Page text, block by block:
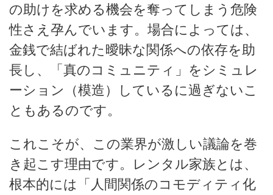
の助けを求める機会を奪ってしまう危険
性さえ孕んでいます。場合によっては、
金銭で結ばれた曖昧な関係への依存を助
長し、「真のコミュニティ」をシミュレ
ーション（模造）しているに過ぎないこ
ともあるのです。
これこそが、この業界が激しい議論を巻
き起こす理由です。レンタル家族とは、
根本的には「人間関係のコモディティ化